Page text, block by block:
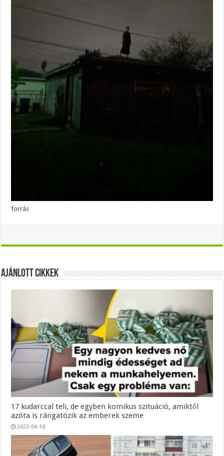
forrás
Ajánlott Cikkek
17 kudarccal teli, de egyben komikus szituáció, amiktől
azóta is rángatózik az emberek szeme
2023-04-18